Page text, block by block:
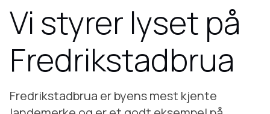
Vi styrer lyset på
Fredrikstadbrua
Fredrikstadbrua er byens mest kjente